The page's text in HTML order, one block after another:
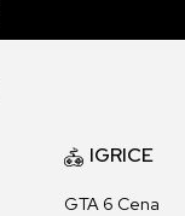
IGRICE
GTA 6 Cena